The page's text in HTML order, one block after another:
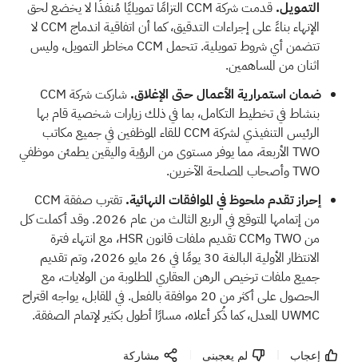
التمويل.
قدمت شركة CCM التزامًا تمويليًا مُنفذًا لا يخضع لحق
الإنهاء بناءً على إجراءات التدقيق، كما أن اتفاقية اندماج CCM لا
تتضمن أي شروط تمويلية. تتحمل CCM مخاطر التمويل، وليس
اثنان من المساهمين.
ضمان استمرارية الأعمال حتى الإغلاق.
شاركت شركة CCM
بنشاط في تخطيط التكامل، بما في ذلك زيارات شخصية قام بها
الرئيس التنفيذي لشركة CCM للقاء الموظفين في جميع مكاتب
TWO الأربعة، مما يوفر مستوى من الرؤية واليقين يطمئن موظفي
TWO وأصحاب المصلحة الآخرين.
إحراز تقدم ملحوظ في الموافقات النهائية.
تقترب صفقة CCM
من إتمامها المتوقع في الربع الثالث من عام 2026. وقد أكملت كل
من TWO وCCM تقديم ملفات قانون HSR، مع انتهاء فترة
الانتظار الأولية البالغة 30 يومًا في 26 مايو 2026، وتم تقديم
جميع ملفات ترخيص الرهن العقاري المطلوبة من الولايات، مع
الحصول على أكثر من 20 موافقة بالفعل. في المقابل، يواجه اقتراح
UWMC المعدل، كما ذُكر أعلاه، مسارًا أطول بكثير لإتمام الصفقة.
إعجاب لم يعجبنى مشاركة